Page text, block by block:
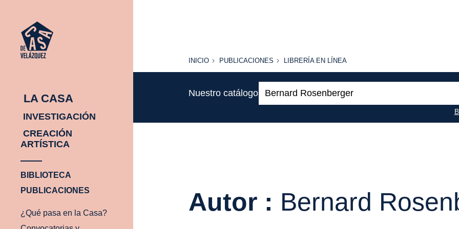
LA CASA
INVESTIGACIÓN
CREACIÓN
ARTÍSTICA
BIBLIOTECA
PUBLICACIONES
¿Qué pasa en la Casa?
INICIO
INICIO PUBLICACIONES
PUBLICACIONES
LIBRERÍA
LÍNEA
LIBRERÍA EN LÍNEA
Nuestro catálogo
Autor : Bernard